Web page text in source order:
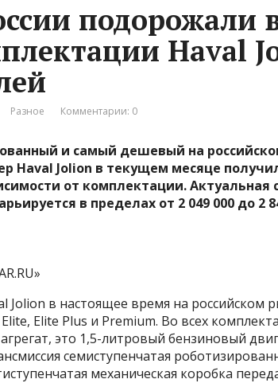
подорожали
Haval
Разное Комментарии: 0
и самый дешевый на
Haval Jolion в текущем месяце
от комплектации. Актуальная
в пределах от 2 049 000 до 2
Jolion в настоящее время на российском
Elite Plus и Premium. Во всех
это 1,5-литровый бензиновый
семиступенчатая
механическая коробка